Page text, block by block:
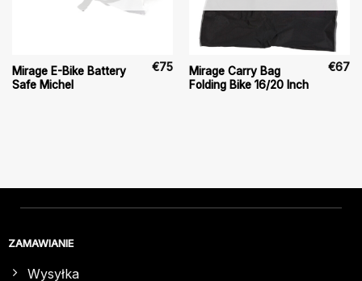
Mirage E-Bike Battery
Safe Michel
€75
Mirage Carry Bag
Folding Bike 16/20 Inch
€67
ZAMAWIANIE
Wysyłka